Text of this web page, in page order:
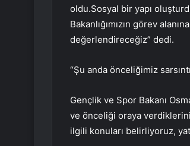
oldu.Sosyal bir yapı
Bakanlığımızın görev
değerlendireceğiz” dedi.
“Şu anda önceliğimiz
Gençlik ve Spor Bakanı
ve önceliği oraya
ilgili konuları belirliyoruz,